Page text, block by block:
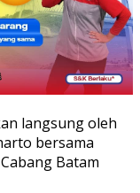
langsung oleh
bersama
Batam